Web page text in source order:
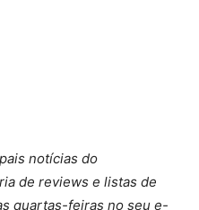
notícias do
de reviews e listas de
quartas-feiras no seu e-